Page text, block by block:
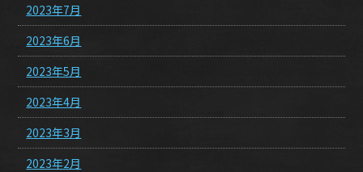
2023年7月
2023年6月
2023年5月
2023年4月
2023年3月
2023年2月